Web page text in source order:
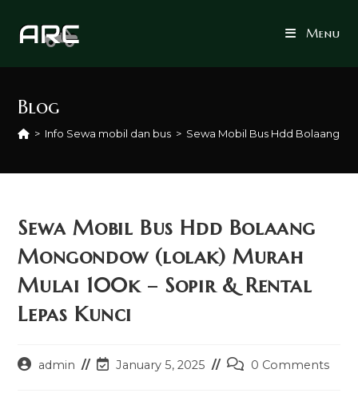
Menu
Blog
> Info Sewa mobil dan bus > Sewa Mobil Bus Hdd Bolaang
Sewa Mobil Bus Hdd Bolaang
Mongondow (lolak) Murah
Mulai 100k – Sopir & Rental
Lepas Kunci
Postadmin
PostJanuary 5, 2025
Post0 Comments